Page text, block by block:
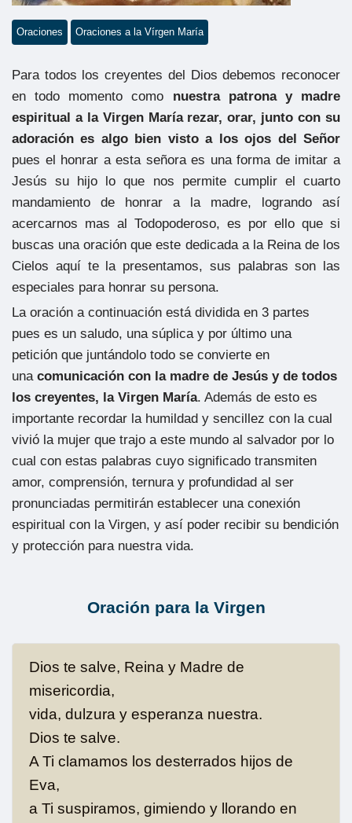
Oraciones Oraciones a la Vírgen María
Para todos los creyentes del Dios debemos reconocer
en todo momento como nuestra patrona y madre
espiritual a la Virgen María rezar, orar, junto con su
adoración es algo bien visto a los ojos del Señor
pues el honrar a esta señora es una forma de imitar a
Jesús su hijo lo que nos permite cumplir el cuarto
mandamiento de honrar a la madre, logrando así
acercarnos mas al Todopoderoso, es por ello que si
buscas una oración que este dedicada a la Reina de los
Cielos aquí te la presentamos, sus palabras son las
especiales para honrar su persona.
La oración a continuación está dividida en 3 partes
pues es un saludo, una súplica y por último una
petición que juntándolo todo se convierte en
una comunicación con la madre de Jesús y de todos
los creyentes, la Virgen María. Además de esto es
importante recordar la humildad y sencillez con la cual
vivió la mujer que trajo a este mundo al salvador por lo
cual con estas palabras cuyo significado transmiten
amor, comprensión, ternura y profundidad al ser
pronunciadas permitirán establecer una conexión
espiritual con la Virgen, y así poder recibir su bendición
y protección para nuestra vida.
Oración para la Virgen
Dios te salve, Reina y Madre de
misericordia,
vida, dulzura y esperanza nuestra.
Dios te salve.
A Ti clamamos los desterrados hijos de
Eva,
a Ti suspiramos, gimiendo y llorando en